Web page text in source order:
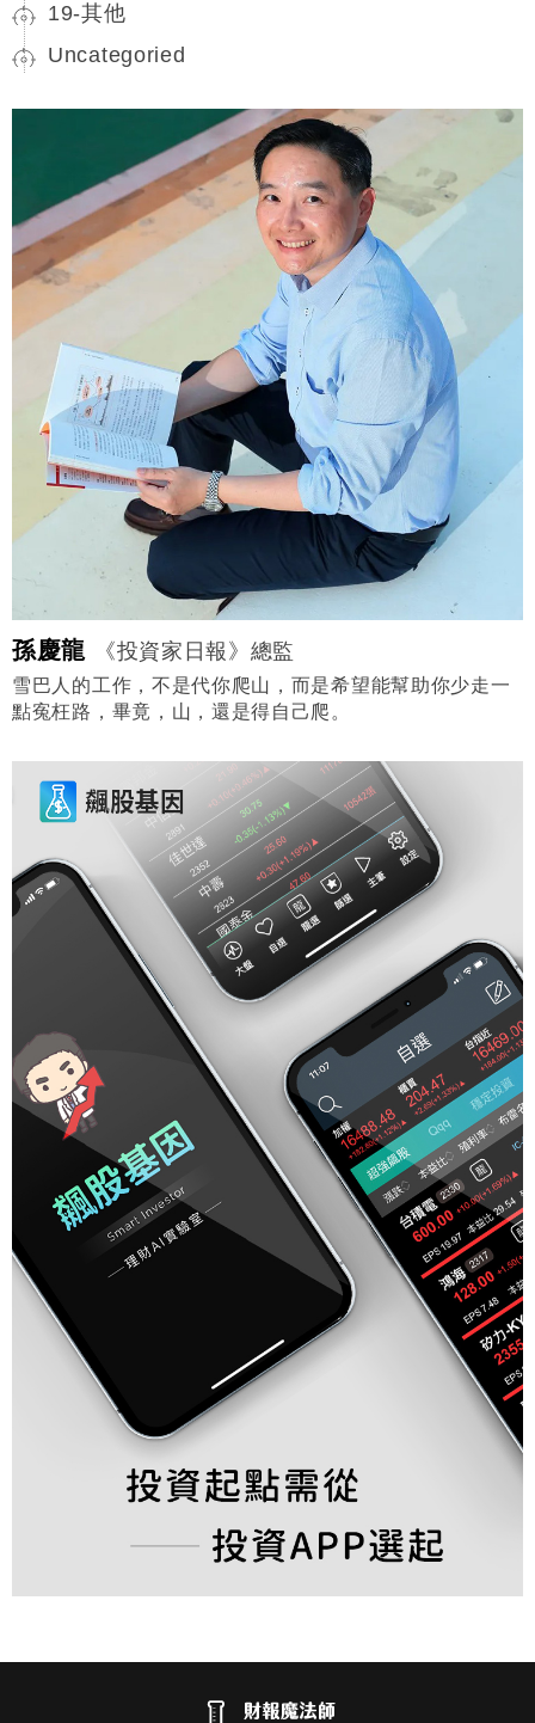
19-其他
Uncategoried
孫慶龍 《投資家日報》總監
雪巴人的工作，不是代你爬山，而是希望能幫助你少走一
點寃枉路，畢竟，山，還是得自己爬。